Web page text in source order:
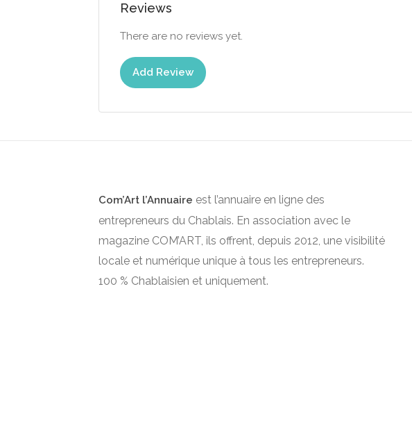
Reviews
There are no reviews yet.
Add Review
Com’Art l’Annuaire est l’annuaire en ligne des
entrepreneurs du Chablais. En association avec le
magazine COM’ART, ils offrent, depuis 2012, une visibilité
locale et numérique unique à tous les entrepreneurs.
100 % Chablaisien et uniquement.